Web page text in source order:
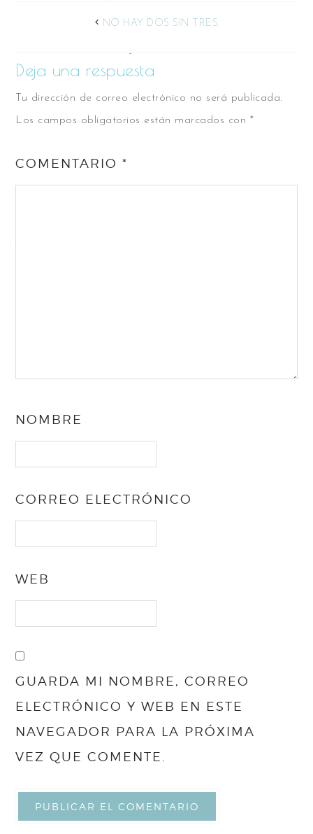
NO HAY DOS SIN TRES.
Deja una respuesta
Tu dirección de correo electrónico no será publicada.
Los campos obligatorios están marcados con *
COMENTARIO*
NOMBRE
CORREO ELECTRÓNICO
WEB
GUARDA MI NOMBRE, CORREO
ELECTRÓNICO Y WEB EN ESTE
NAVEGADOR PARA LA PRÓXIMA
VEZ QUE COMENTE.